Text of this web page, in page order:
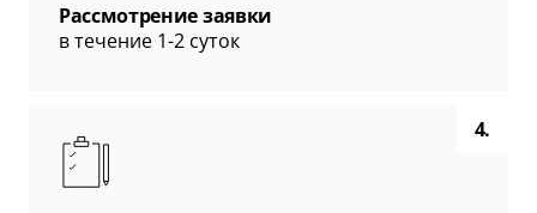
Рассмотрение заявки
в течение 1-2 суток
4.